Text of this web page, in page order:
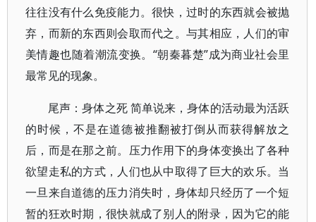
往往没有什么免疫能力。很快，过时的东西就会被抛
弃，而新的东西则会取而代之。与其相应，人们的审
美情趣也随着潮流变换。“朝秦暮楚”成为商业社会里
最常见的现象。
尾声：身体之死 简单说来，身体的活动最为活跃
的时候，不是在道德被推翻被打倒从而获得解放之
后，而是在那之前。压力作用下的身体变换出了各种
欲望走私的方式，人们也从中取得了巨大的欢乐。当
一旦来自道德的压力消失时，身体却只经历了一个短
暂的狂欢时期，很快就成了别人的附录，因为它的能